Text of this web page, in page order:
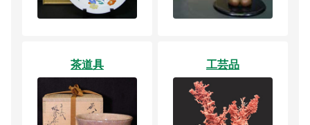
茶道具 工芸品